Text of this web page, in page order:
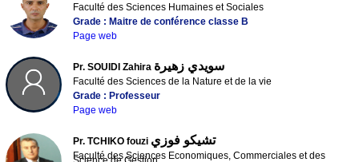
Faculté des Sciences Humaines et Sociales
Grade : Maitre de conférence classe B
Page web
Pr. SOUIDI Zahira سويدي زهيرة
Faculté des Sciences de la Nature et de la vie
Grade : Professeur
Page web
Pr. TCHIKO fouzi تشيكو فوزي
Faculté des Sciences Economiques, Commerciales et des